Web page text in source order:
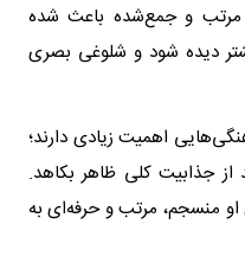
و جمع‌شده باعث شده
دیده شود و شلوغی بصری
اهمیت زیادی دارند؛
از جذابیت کلی ظاهر بکاهد.
منسجم، مرتب و حرفه‌ای به